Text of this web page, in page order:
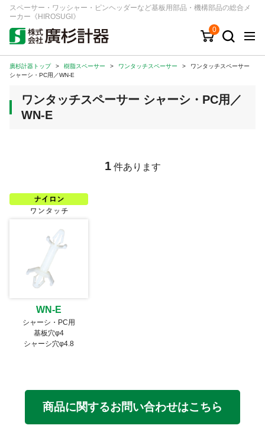
スペーサー・ワッシャー・ピンヘッダーなど基板用部品・機構部品の総合メ
ーカー《HIROSUGI》
0
キーワード 品番/シリーズ
商品カテゴリから探す
ジャンルから探す
注文・見積りについて
ご利用ガイド
お問い合わせ窓口
廣杉計器トップ > 樹脂スペーサー > ワンタッチスペーサー >
ワンタッチスペーサー
シャーシ・PC用／WN-E
ワンタッチスペーサー シャーシ・PC用／
WN-E
1 件あります
WN-E
シャーシ・PC用
基板穴φ4
シャーシ穴φ4.8
商品に関するお問い合わせはこちら